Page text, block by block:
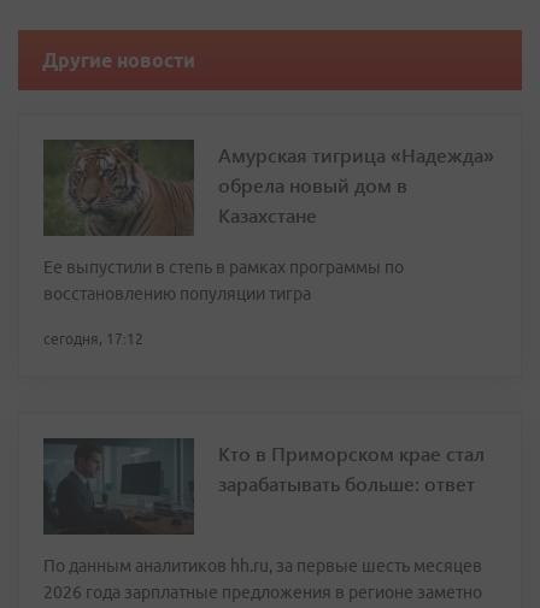
Другие новости
Амурская тигрица «Надежда»
обрела новый дом в
Казахстане
Ее выпустили в степь в рамках программы по
восстановлению популяции тигра
сегодня, 17:12
Кто в Приморском крае стал
зарабатывать больше: ответ
По данным аналитиков hh.ru, за первые шесть месяцев
2026 года зарплатные предложения в регионе заметно